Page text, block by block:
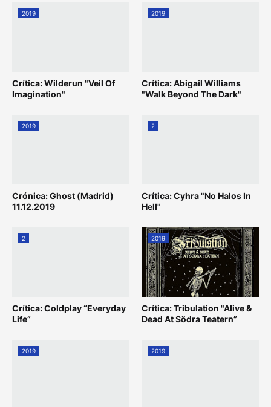
2019
Crítica: Wilderun "Veil Of
Imagination"
2019
Crítica: Abigail Williams
"Walk Beyond The Dark"
2019
Crónica: Ghost (Madrid)
11.12.2019
2
Crítica: Cyhra "No Halos In
Hell"
2
Crítica: Coldplay “Everyday
Life”
2019
Crítica: Tribulation "Alive &
Dead At Södra Teatern”
2019 2019